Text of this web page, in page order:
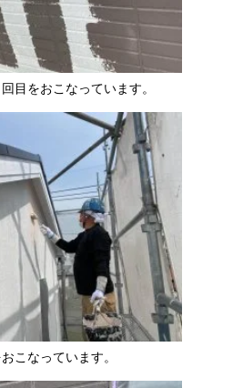
目をおこなっています。
こなっています。